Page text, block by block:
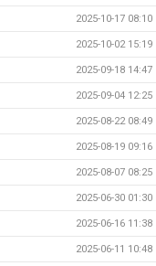
2025-10-17 08:10
2025-10-02 15:19
2025-09-18 14:47
2025-09-04 12:25
2025-08-22 08:49
2025-08-19 09:16
2025-08-07 08:25
2025-06-30 01:30
2025-06-16 11:38
2025-06-11 10:48